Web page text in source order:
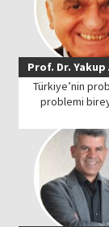
Prof. Dr. Yakup
Türkiye’nin
problemi